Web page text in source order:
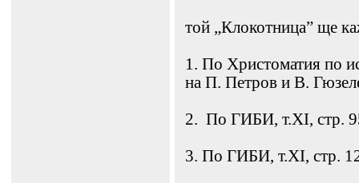
той „Клокотница” ще
1. По Христоматия по
на П. Петров и В.
2. По ГИБИ, т.ХІ, стр.
3. По ГИБИ, т.ХІ, стр.